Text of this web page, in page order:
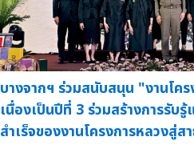
บางจากฯ ร่วมสนับสนุน "งานโค
เนื่องเป็นปีที่ 3 ร่วมสร้างการรับ
สำเร็จของงานโครงการหลวงสู่ส